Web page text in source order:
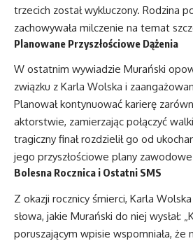
trzecich został wykluczony. Rodzina
zachowywała milczenie na temat
Planowane Przyszłościowe Dążenia
W ostatnim wywiadzie Murański
związku z Karla Wolska i
Planował kontynuować karierę
aktorstwie, zamierzając połączyć
tragiczny finał rozdzielił go od
jego przyszłościowe plany
Bolesna Rocznica i Ostatni SMS
Z okazji rocznicy śmierci, Karla
słowa, jakie Murański do niej wysłał:
poruszającym wpisie wspomniała, że